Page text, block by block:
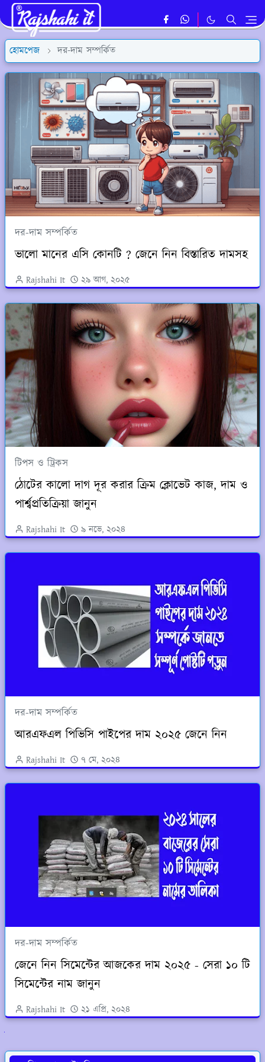
হোমপেজ দর-দাম সম্পর্কিত
দর-দাম সম্পর্কিত
ভালো মানের এসি কোনটি ? জেনে নিন বিস্তারিত দামসহ
Rajshahi It ২৯ আগ, ২০২৫
টিপস ও ট্রিকস
ঠোটের কালো দাগ দূর করার ক্রিম ক্লোভেট কাজ, দাম ও
পার্শ্বপ্রতিক্রিয়া জানুন
Rajshahi It ৯ নভে, ২০২৪
দর-দাম সম্পর্কিত
আরএফএল পিভিসি পাইপের দাম ২০২৫ জেনে নিন
Rajshahi It ৭ মে, ২০২৪
দর-দাম সম্পর্কিত
জেনে নিন সিমেন্টের আজকের দাম ২০২৫ - সেরা ১০ টি
সিমেন্টের নাম জানুন
Rajshahi It ২১ এপ্রি, ২০২৪